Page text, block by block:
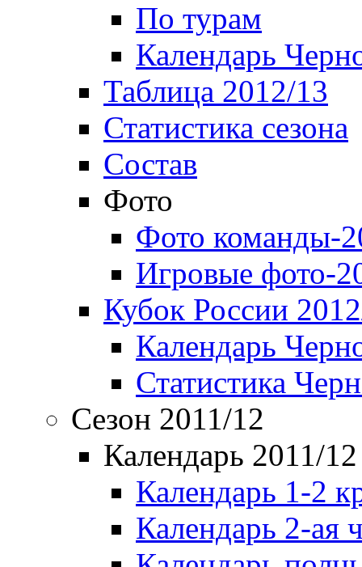
По турам
Календарь
Таблица 2012/13
Статистика сезона
Состав
Фото
Фото команды-
Игровые фото-
Кубок России
Календарь
Статистика
Сезон 2011/12
Календарь 2011/12
Календарь 1-2
Календарь 2-ая